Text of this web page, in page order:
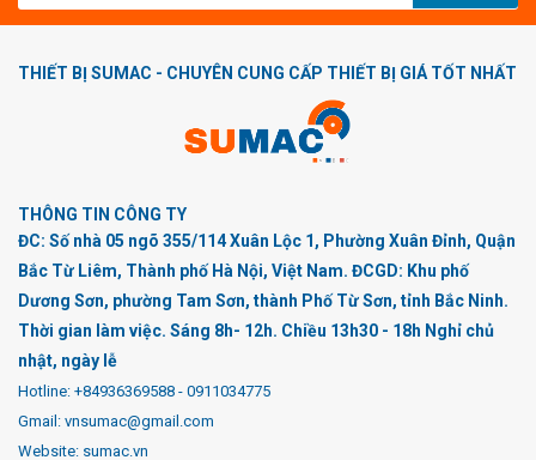
THIẾT BỊ SUMAC - CHUYÊN CUNG CẤP THIẾT BỊ GIÁ TỐT NHẤT
THÔNG TIN CÔNG TY
ĐC: Số nhà 05 ngõ 355/114 Xuân Lộc 1, Phường Xuân Đỉnh, Quận
Bắc Từ Liêm, Thành phố Hà Nội, Việt Nam. ĐCGD: Khu phố
Dương Sơn, phường Tam Sơn, thành Phố Từ Sơn, tỉnh Bắc Ninh.
Thời gian làm việc. Sáng 8h- 12h. Chiều 13h30 - 18h Nghỉ chủ
nhật, ngày lễ
Hotline: +84936369588 - 0911034775
Gmail: vnsumac@gmail.com
Website: sumac.vn